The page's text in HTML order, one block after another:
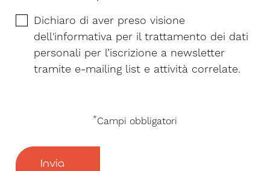
Dichiaro di aver preso visione
dell'informativa per il trattamento dei dati
personali per l’iscrizione a newsletter
tramite e-mailing list e attività correlate.
*Campi obbligatori
Invia